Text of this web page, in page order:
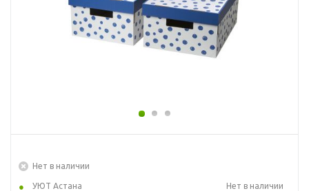
Нет в наличии
УЮТ Астана
Нет в наличии